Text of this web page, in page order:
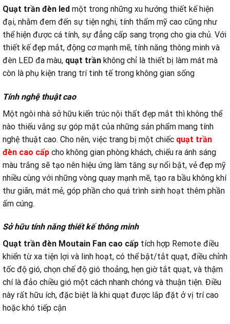
Quạt trần đèn led một trong những xu hướng thiết kế hiện
đại, nhằm đem đến sự tiện nghi, tính thẩm mỹ cao cũng như
thể hiện được cá tính, sự đẳng cấp sang trọng cho gia chủ. Với
thiết kế đẹp mắt, động cơ mạnh mẽ, tính năng thông minh và
đèn LED đa màu, quạt trần không chỉ là thiết bị làm mát mà
còn là phụ kiện trang trí tinh tế trong không gian sống
Tính nghệ thuật cao
Một ngôi nhà sở hữu kiến trúc nội thất đẹp mắt thì không thể
nào thiếu vắng sự góp mặt của những sản phẩm mang tính
nghệ thuật cao. Cho nên, việc trang bị một chiếc quạt trần
đèn cao cấp cho không gian phòng khách, chiếu ra ánh sáng
màu trắng sẽ tạo nên hiệu ứng làm tăng sự nổi bật, vẻ đẹp mỹ
nhiều cùng với những vòng quay mạnh mẽ, tạo ra bầu không khí
thư giãn, mát mẻ, góp phần cho quá trình sinh hoạt thêm phần
ấm cúng.
Sở hữu tính năng thiết kế thông minh
Quạt trần đèn Moutain Fan cao cấp tích hợp Remote điều
khiển từ xa tiện lợi và linh hoạt, có thể bật/tắt quạt, điều chỉnh
tốc độ gió, chọn chế độ gió thoảng, hẹn giờ tắt quạt, và thậm
chí là đảo chiều gió một cách nhanh chóng và thuận tiện. Điều
này rất hữu ích, đặc biệt là khi quạt được lắp đặt ở vị trí cao
hoặc khó tiếp cận